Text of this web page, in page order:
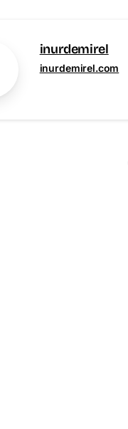
inurdemirel
inurdemirel.com